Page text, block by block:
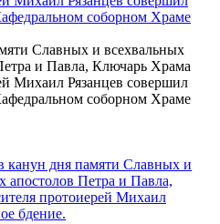
cоборном Храме
Славных и всехвальных
и Павла, Ключарь Храма
Михаил Рязанцев совершил
cоборном Храме
канун дня памяти Славных и
апостолов Петра и Павла,
протоиерей Михаил
бдение.